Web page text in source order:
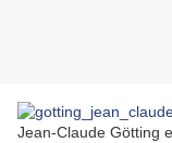
Jean-Claude Götting